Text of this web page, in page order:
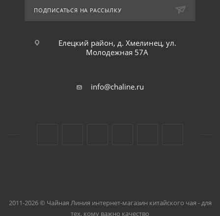
ПОДПИСАТЬСЯ НА РАССЫЛКУ
Елецкий район, д. Хмелинец, ул.
Молодежная 57А
info@chaline.ru
2011-2026 © Чайная Линия интернет-магазин китайского чая - для
тех, кому важно качество